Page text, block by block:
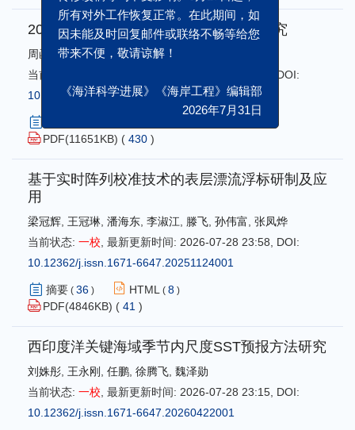
2023年秋季孟加拉湾北部强降水机制研究
周函稷,段永亮, 刘宝超,刘琳
当前状态:
DOI:
10.12362/j.issn.1671-6647.20250617001
PDF(11651 KB) ( 430 )
基于实时阵列校准技术的表层漂流浮标研制及应
用
梁冠辉 王冠琳 潘海东 李淑江 滕飞 孙伟富 张凤烨
当前状态: 一校 最新更新时间: 2026-07-28 23:58
DOI:
10.12362/j.issn.1671-6647.20251124001
摘要 ( 36 ) HTML ( 8 )
PDF(4846KB) ( 41 )
西印度洋关键海域季节内尺度SST预报方法研究
刘姝彤 王永刚 任鹏 徐腾飞 魏泽勋
当前状态: 一校 最新更新时间: 2026-07-28 23:15 DOI:
10.12362/j.issn.1671-6647.20260422001
但投审稿系统正常开放，作者投稿及上
传修改稿等均不受影响。8月17日起，
所有对外工作恢复正常。在此期间，如
因未能及时回复邮件或联络不畅等给您
带来不便，敬请谅解！
《海洋科学进展》《海岸工程》编辑部
2026年7月31日